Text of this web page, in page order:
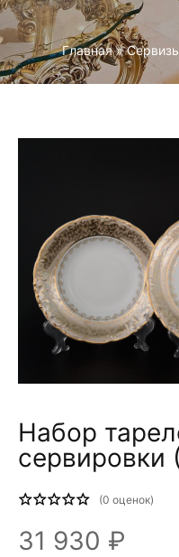
Главная »
Набор
сервировки
(0 оценок)
31 930 ₽